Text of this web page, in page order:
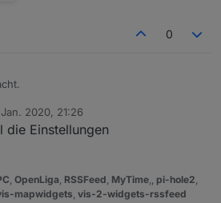
0
-v
Rahmen klappt, in Margin nicht.
manche Eingaben auf Balken
vom Zustand ignoriert oder erst bei
2020, 21:26
von
die Einstellungen
, OpenLiga, RSSFeed, MyTime,, pi-hole2,
mapwidgets, vis-2-widgets-rssfeed